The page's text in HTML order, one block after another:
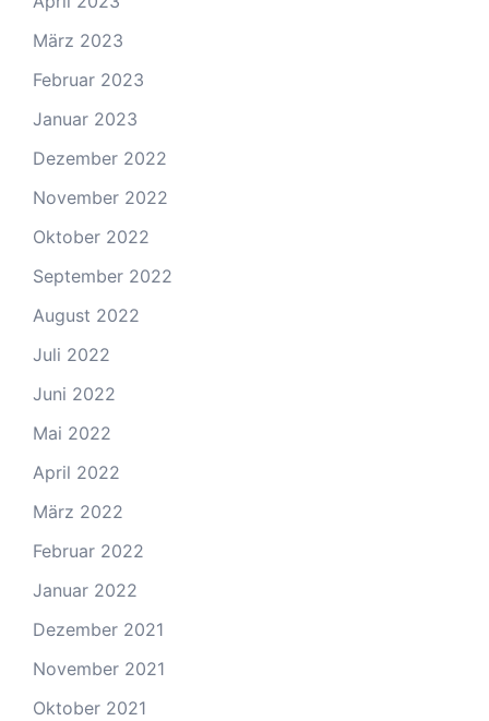
März 2023
Februar 2023
Januar 2023
Dezember 2022
November 2022
Oktober 2022
September 2022
August 2022
Juli 2022
Juni 2022
Mai 2022
April 2022
März 2022
Februar 2022
Januar 2022
Dezember 2021
November 2021
Oktober 2021